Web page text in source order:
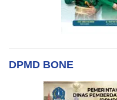
DPMD BONE